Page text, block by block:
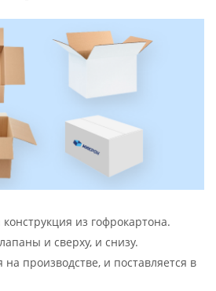
из гофрокартона.
и сверху, и снизу.
на производстве, и поставляется в